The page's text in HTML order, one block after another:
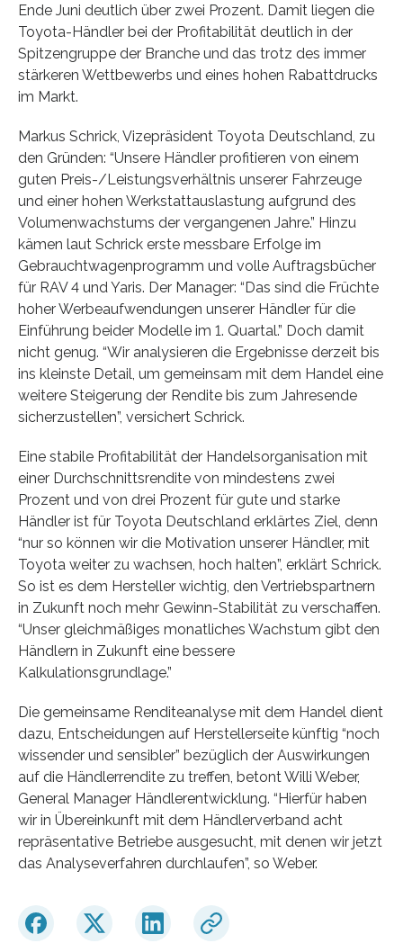
Ende Juni deutlich über zwei Prozent. Damit liegen die
Toyota-Händler bei der Profitabilität deutlich in der
Spitzengruppe der Branche und das trotz des immer
stärkeren Wettbewerbs und eines hohen Rabattdrucks
im Markt.
Markus Schrick, Vizepräsident Toyota Deutschland, zu
den Gründen: “Unsere Händler profitieren von einem
guten Preis-/Leistungsverhältnis unserer Fahrzeuge
und einer hohen Werkstattauslastung aufgrund des
Volumenwachstums der vergangenen Jahre.” Hinzu
kämen laut Schrick erste messbare Erfolge im
Gebrauchtwagenprogramm und volle Auftragsbücher
für RAV 4 und Yaris. Der Manager: “Das sind die Früchte
hoher Werbeaufwendungen unserer Händler für die
Einführung beider Modelle im 1. Quartal.” Doch damit
nicht genug. “Wir analysieren die Ergebnisse derzeit bis
ins kleinste Detail, um gemeinsam mit dem Handel eine
weitere Steigerung der Rendite bis zum Jahresende
sicherzustellen”, versichert Schrick.
Eine stabile Profitabilität der Handelsorganisation mit
einer Durchschnittsrendite von mindestens zwei
Prozent und von drei Prozent für gute und starke
Händler ist für Toyota Deutschland erklärtes Ziel, denn
“nur so können wir die Motivation unserer Händler, mit
Toyota weiter zu wachsen, hoch halten”, erklärt Schrick.
So ist es dem Hersteller wichtig, den Vertriebspartnern
in Zukunft noch mehr Gewinn-Stabilität zu verschaffen.
“Unser gleichmäßiges monatliches Wachstum gibt den
Händlern in Zukunft eine bessere
Kalkulationsgrundlage.”
Die gemeinsame Renditeanalyse mit dem Handel dient
dazu, Entscheidungen auf Herstellerseite künftig “noch
wissender und sensibler” bezüglich der Auswirkungen
auf die Händlerrendite zu treffen, betont Willi Weber,
General Manager Händlerentwicklung. “Hierfür haben
wir in Übereinkunft mit dem Händlerverband acht
repräsentative Betriebe ausgesucht, mit denen wir jetzt
das Analyseverfahren durchlaufen”, so Weber.